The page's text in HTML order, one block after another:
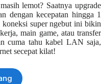
lemot? Saatnya upgrade
dengan kecepatan hingga 1
super ngebut ini bikin
main game, atau transfer
cuma tahu kabel LAN saja,
secepat kilat!